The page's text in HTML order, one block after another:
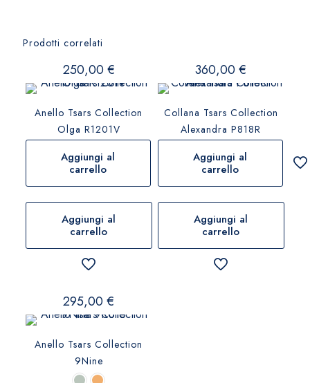
Prodotti correlati
250,00€
Anello Tsars Collection
Olga R1201V
Aggiungi al
carrello
Aggiungi al
carrello
360,00€
Collana Tsars Collection
Alexandra P818R
Aggiungi al
carrello
Aggiungi al
carrello
295,00€
Anello Tsars Collection
9Nine